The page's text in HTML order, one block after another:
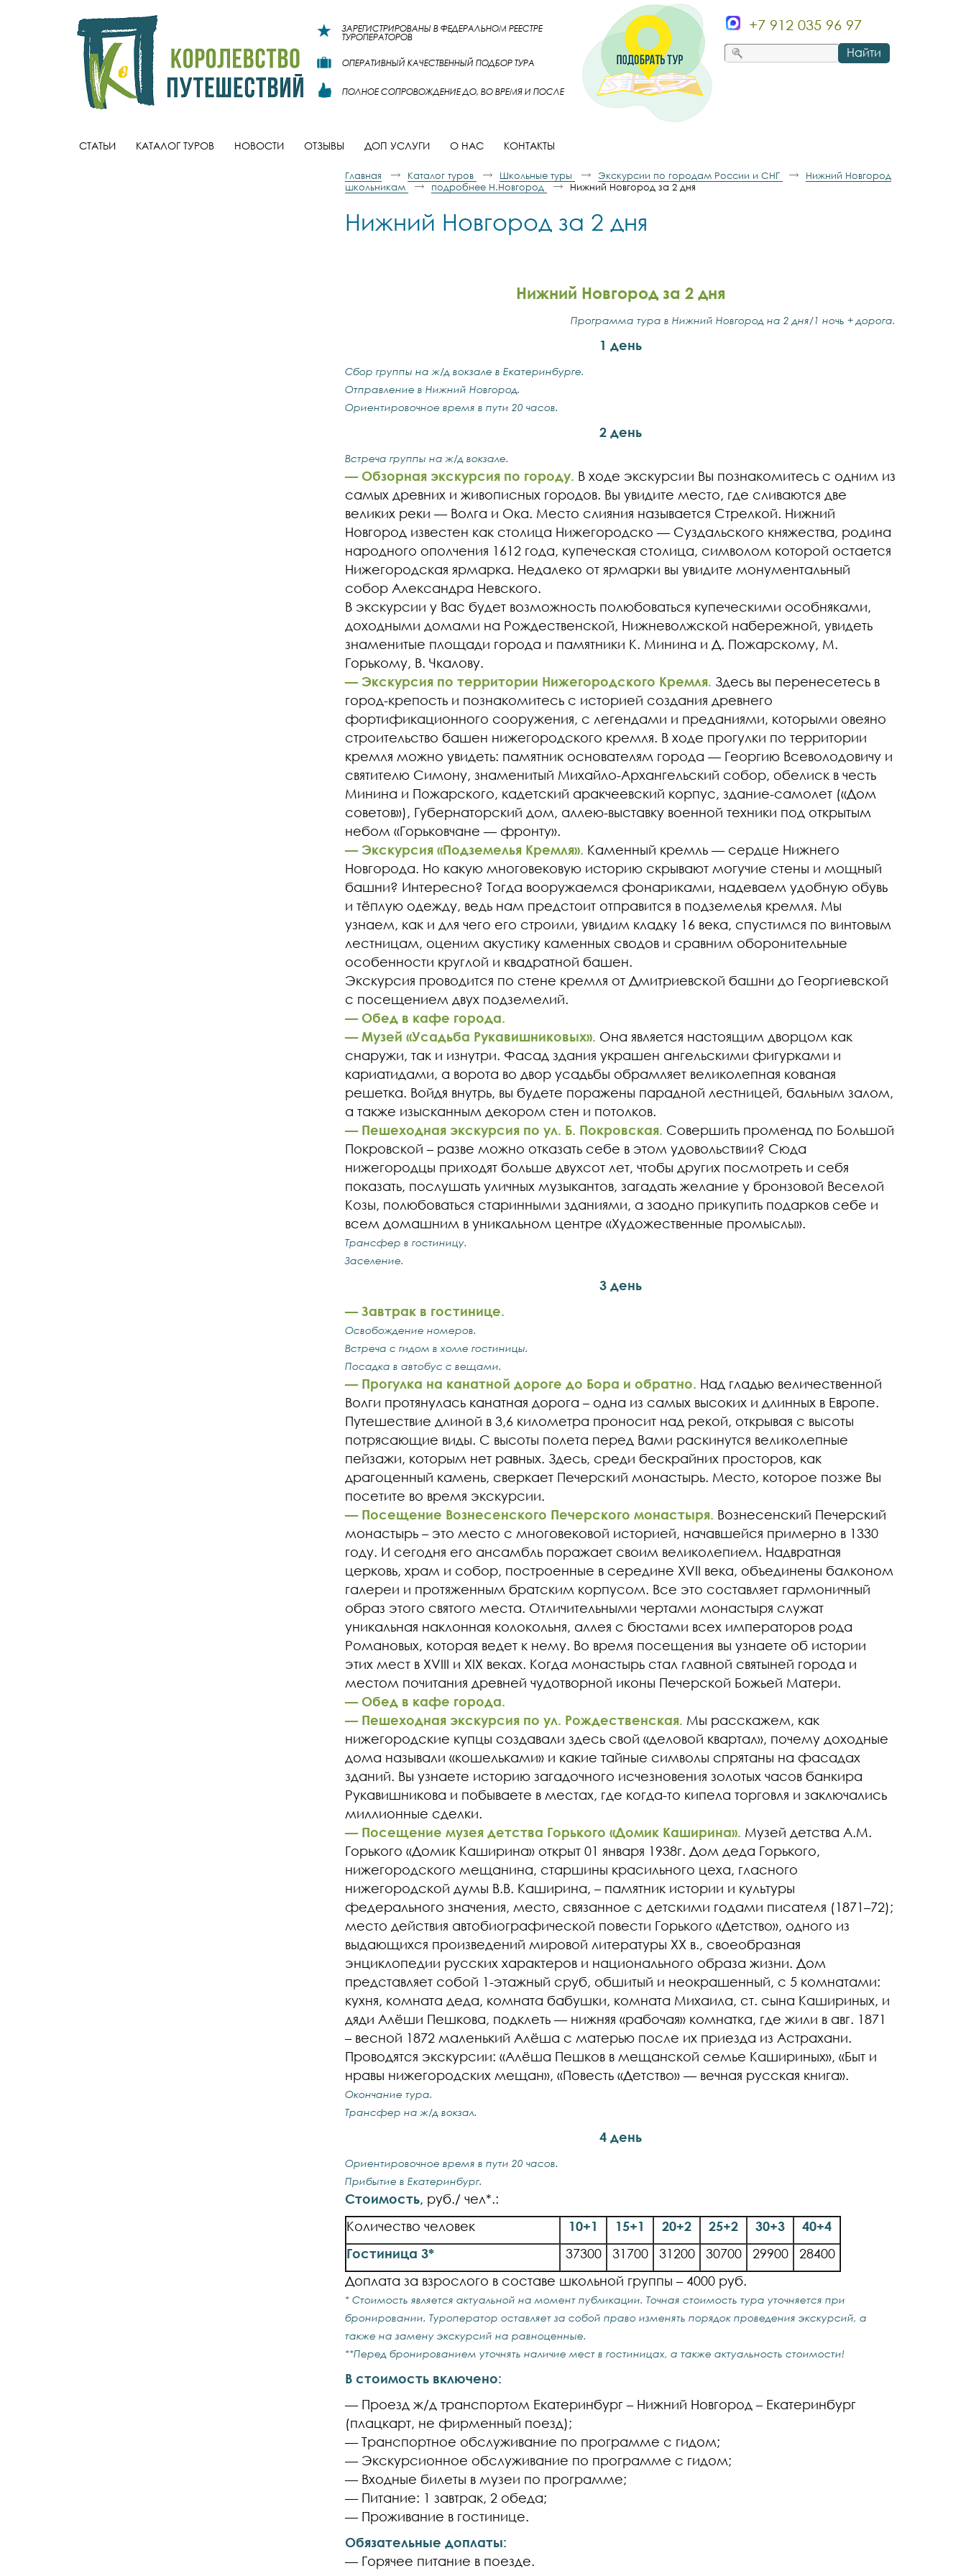
Найти
+7 912 035 96 97
ЗАРЕГИСТРИРОВАНЫ В ФЕДЕРАЛЬНОМ РЕЕСТРЕ
ТУРОПЕРАТОРОВ
ОПЕРАТИВНЫЙ КАЧЕСТВЕННЫЙ ПОДБОР ТУРА
ПОЛНОЕ СОПРОВОЖДЕНИЕ ДО, ВО ВРЕМЯ И ПОСЛЕ
СТАТЬИ КАТАЛОГ ТУРОВ НОВОСТИ ОТЗЫВЫ ДОП УСЛУГИ О НАС КОНТАКТЫ
Главная Каталог туров Школьные туры Экскурсии по городам России и СНГ
Нижний Новгород
школьникам
подробнее Н.Новгород Нижний Новгород за 2 дня
Нижний Новгород за 2 дня
Нижний Новгород за 2 дня
Программа тура в Нижний Новгород на 2 дня/1 ночь + дорога.
1 день
Сбор группы на ж/д вокзале в Екатеринбурге.
Отправление в Нижний Новгород.
Ориентировочное время в пути 20 часов.
2 день
Встреча группы на ж/д вокзале.
— Обзорная экскурсия по городу. В ходе экскурсии Вы познакомитесь с одним из
самых древних и живописных городов. Вы увидите место, где сливаются две
великих реки — Волга и Ока. Место слияния называется Стрелкой. Нижний
Новгород известен как столица Нижегородско — Суздальского княжества, родина
народного ополчения 1612 года, купеческая столица, символом которой остается
Нижегородская ярмарка. Недалеко от ярмарки вы увидите монументальный
собор Александра Невского.
В экскурсии у Вас будет возможность полюбоваться купеческими особняками,
доходными домами на Рождественской, Нижневолжской набережной, увидеть
знаменитые площади города и памятники К. Минина и Д. Пожарскому, М.
Горькому, В. Чкалову.
— Экскурсия по территории Нижегородского Кремля. Здесь вы перенесетесь в
город-крепость и познакомитесь с историей создания древнего
фортификационного сооружения, с легендами и преданиями, которыми овеяно
строительство башен нижегородского кремля. В ходе прогулки по территории
кремля можно увидеть: памятник основателям города — Георгию Всеволодовичу и
святителю Симону, знаменитый Михайло-Архангельский собор, обелиск в честь
Минина и Пожарского, кадетский аракчеевский корпус, здание-самолет («Дом
советов»), Губернаторский дом, аллею-выставку военной техники под открытым
небом «Горьковчане — фронту».
— Экскурсия «Подземелья Кремля». Каменный кремль — сердце Нижнего
Новгорода. Но какую многовековую историю скрывают могучие стены и мощный
башни? Интересно? Тогда вооружаемся фонариками, надеваем удобную обувь
и тёплую одежду, ведь нам предстоит отправится в подземелья кремля. Мы
узнаем, как и для чего его строили, увидим кладку 16 века, спустимся по винтовым
лестницам, оценим акустику каменных сводов и сравним оборонительные
особенности круглой и квадратной башен.
Экскурсия проводится по стене кремля от Дмитриевской башни до Георгиевской
с посещением двух подземелий.
— Обед в кафе города.
— Музей «Усадьба Рукавишниковых». Она является настоящим дворцом как
снаружи, так и изнутри. Фасад здания украшен ангельскими фигурками и
кариатидами, а ворота во двор усадьбы обрамляет великолепная кованая
решетка. Войдя внутрь, вы будете поражены парадной лестницей, бальным залом,
а также изысканным декором стен и потолков.
— Пешеходная экскурсия по ул. Б. Покровская. Совершить променад по Большой
Покровской – разве можно отказать себе в этом удовольствии? Сюда
нижегородцы приходят больше двухсот лет, чтобы других посмотреть и себя
показать, послушать уличных музыкантов, загадать желание у бронзовой Веселой
Козы, полюбоваться старинными зданиями, а заодно прикупить подарков себе и
всем домашним в уникальном центре «Художественные промыслы».
Трансфер в гостиницу.
Заселение.
3 день
— Завтрак в гостинице.
Освобождение номеров.
Встреча с гидом в холле гостиницы.
Посадка в автобус с вещами.
— Прогулка на канатной дороге до Бора и обратно. Над гладью величественной
Волги протянулась канатная дорога – одна из самых высоких и длинных в Европе.
Путешествие длиной в 3,6 километра проносит над рекой, открывая с высоты
потрясающие виды. С высоты полета перед Вами раскинутся великолепные
пейзажи, которым нет равных. Здесь, среди бескрайних просторов, как
драгоценный камень, сверкает Печерский монастырь. Место, которое позже Вы
посетите во время экскурсии.
— Посещение Вознесенского Печерского монастыря. Вознесенский Печерский
монастырь – это место с многовековой историей, начавшейся примерно в 1330
году. И сегодня его ансамбль поражает своим великолепием. Надвратная
церковь, храм и собор, построенные в середине XVII века, объединены балконом
галереи и протяженным братским корпусом. Все это составляет гармоничный
образ этого святого места. Отличительными чертами монастыря служат
уникальная наклонная колокольня, аллея с бюстами всех императоров рода
Романовых, которая ведет к нему. Во время посещения вы узнаете об истории
этих мест в XVIII и XIX веках. Когда монастырь стал главной святыней города и
местом почитания древней чудотворной иконы Печерской Божьей Матери.
— Обед в кафе города.
— Пешеходная экскурсия по ул. Рождественская. Мы расскажем, как
нижегородские купцы создавали здесь свой «деловой квартал», почему доходные
дома называли «кошельками» и какие тайные символы спрятаны на фасадах
зданий. Вы узнаете историю загадочного исчезновения золотых часов банкира
Рукавишникова и побываете в местах, где когда-то кипела торговля и заключались
миллионные сделки.
— Посещение музея детства Горького «Домик Каширина». Музей детства А.М.
Горького «Домик Каширина» открыт 01 января 1938г. Дом деда Горького,
нижегородского мещанина, старшины красильного цеха, гласного
нижегородской думы В.В. Каширина, – памятник истории и культуры
федерального значения, место, связанное с детскими годами писателя (1871–72);
место действия автобиографической повести Горького «Детство», одного из
выдающихся произведений мировой литературы XX в., своеобразная
энциклопедии русских характеров и национального образа жизни. Дом
представляет собой 1-этажный сруб, обшитый и неокрашенный, с 5 комнатами:
кухня, комната деда, комната бабушки, комната Михаила, ст. сына Кашириных, и
дяди Алёши Пешкова, подклеть — нижняя «рабочая» комнатка, где жили в авг. 1871
– весной 1872 маленький Алёша с матерью после их приезда из Астрахани.
Проводятся экскурсии: «Алёша Пешков в мещанской семье Кашириных», «Быт и
нравы нижегородских мещан», «Повесть «Детство» — вечная русская книга».
Окончание тура.
Трансфер на ж/д вокзал.
4день
Ориентировочное время в пути 20 часов.
Прибытие в Екатеринбург.
Стоимость, руб./ чел*.:
Количество человек
10+1 15+1 20+2 25+2 30+3
40+4
Гостиница 3*
37300 31700 31200 30700 29900
28400
Доплата за взрослого в составе школьной группы – 4000 руб.
* Стоимость является актуальной на момент публикации. Точная стоимость тура уточняется при
бронировании. Туроператор оставляет за собой право изменять порядок проведения экскурсий, а
также на замену экскурсий на равноценные.
**Перед бронированием уточнять наличие мест в гостиницах, а также актуальность стоимости!
В стоимость включено:
— Проезд ж/д транспортом Екатеринбург – Нижний Новгород – Екатеринбург
(плацкарт, не фирменный поезд);
— Транспортное обслуживание по программе с гидом;
— Экскурсионное обслуживание по программе с гидом;
— Входные билеты в музеи по программе;
— Питание: 1 завтрак, 2 обеда;
— Проживание в гостинице.
Обязательные доплаты:
— Горячее питание в поезде.